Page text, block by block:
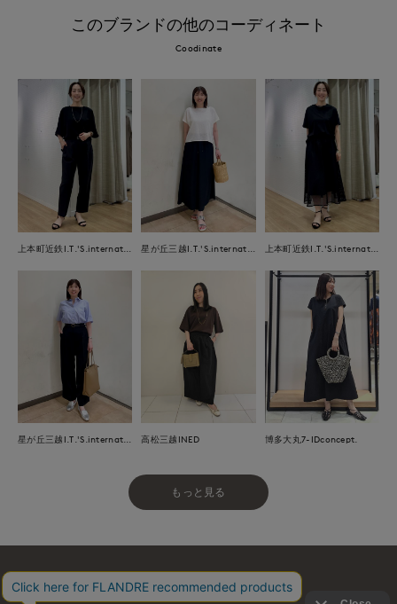
このブランドの他のコーディネート
Coodinate
高松三越INED 博多大丸7-IDconcept.
もっと見る